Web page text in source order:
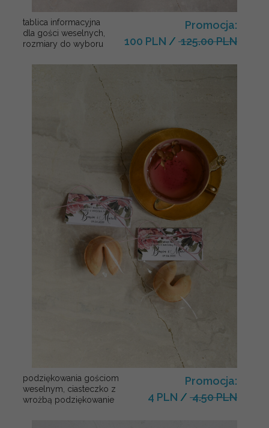
tablica informacyjna
dla gości weselnych,
rozmiary do wyboru
Promocja:
100 PLN / 125.00 PLN
podziękowania gościom
weselnym, ciasteczko z
wrożbą podziękowanie
Promocja:
4 PLN / 4.50 PLN